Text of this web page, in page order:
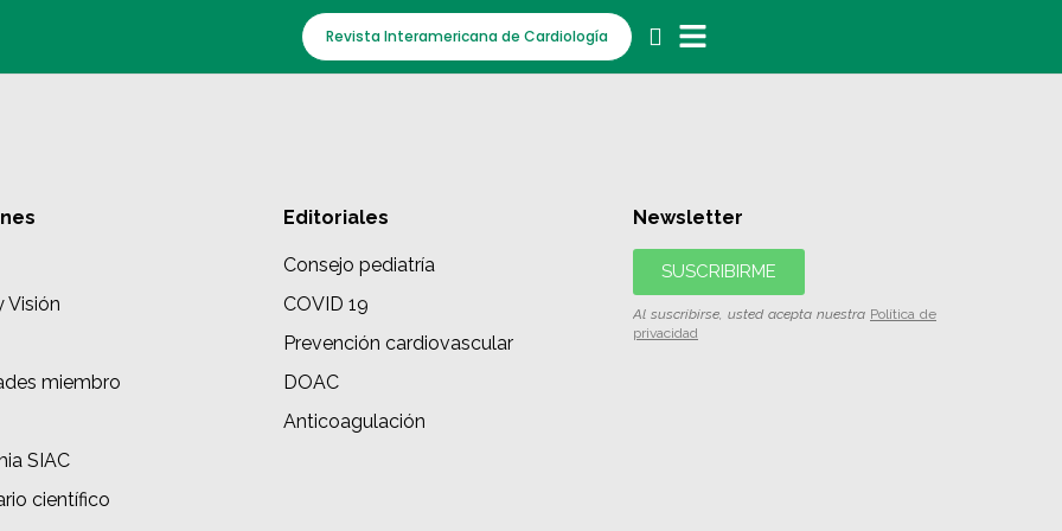
Revista Interamericana de Cardiología
Visión
miembro
SIAC
científico
Editoriales
Consejo pediatría
COVID 19
Prevención cardiovascular
DOAC
Anticoagulación
Newsletter
SUSCRIBIRME
Al suscribirse, usted acepta nuestra Política de
privacidad